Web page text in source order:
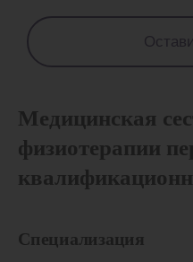
Медицинская
физиотерапии
Специализация